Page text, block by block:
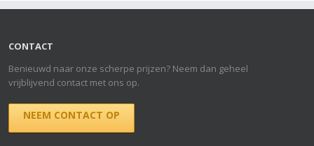
CONTACT
Benieuwd naar onze scherpe prijzen? Neem dan geheel
vrijblijvend contact met ons op.
NEEM CONTACT OP